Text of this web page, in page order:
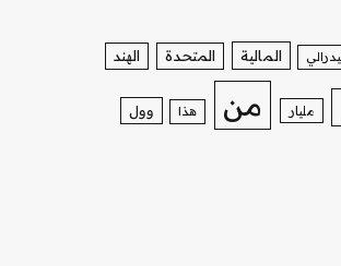
المالية المتحدة الهند
مليار من هذا وول